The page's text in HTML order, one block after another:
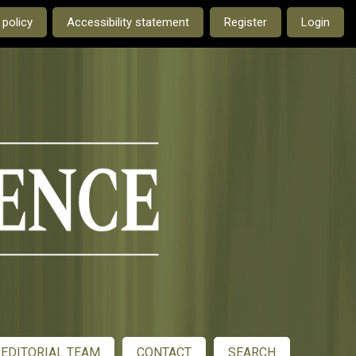
current language is:Accessibility statement Register Login
EDITORIAL TEAM CONTACT SEARCH